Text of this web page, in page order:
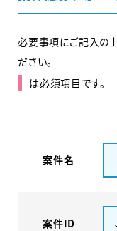
必要事項にご記入の
ださい。
は必須項目です。
案件名
案件ID